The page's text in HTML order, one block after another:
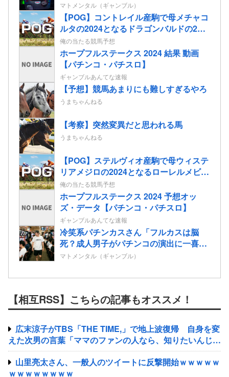
マトメンタル（ギャンブル）
【POG】コントレイル産駒で母メチャコ
ルタの2024となるドラゴンバルドの2歳
情報
俺の当たる競馬予想
ホープフルステークス 2024 結果 動画
【パチンコ・パチスロ】
ギャンブルあんてな速報
【予想】競馬あまりにも難しすぎるやろ
うまちゃんねる
【考察】突然変異だと思われる馬
うまちゃんねる
【POG】ステルヴィオ産駒で母ウィステ
リアメジロの2024となるローレルメビウ
スの2歳情報
俺の当たる競馬予想
ホープフルステークス 2024 予想オッ
ズ・データ【パチンコ・パチスロ】
ギャンブルあんてな速報
冷笑系パチンカスさん「フルカスは脳
死？成人男子がパチンコの演出に一喜一
憂してる方が脳死なんよ」
マトメンタル（ギャンブル）
【相互RSS】こちらの記事もオススメ！
広末涼子がTBS「THE TIME,」で地上波復帰 自身を変
えた次男の言葉「ママのファンの人なら、知りたいんじゃ
ないか」
山里亮太さん、一般人のツイートに反撃開始ｗｗｗｗｗ
ｗｗｗｗｗｗｗｗ